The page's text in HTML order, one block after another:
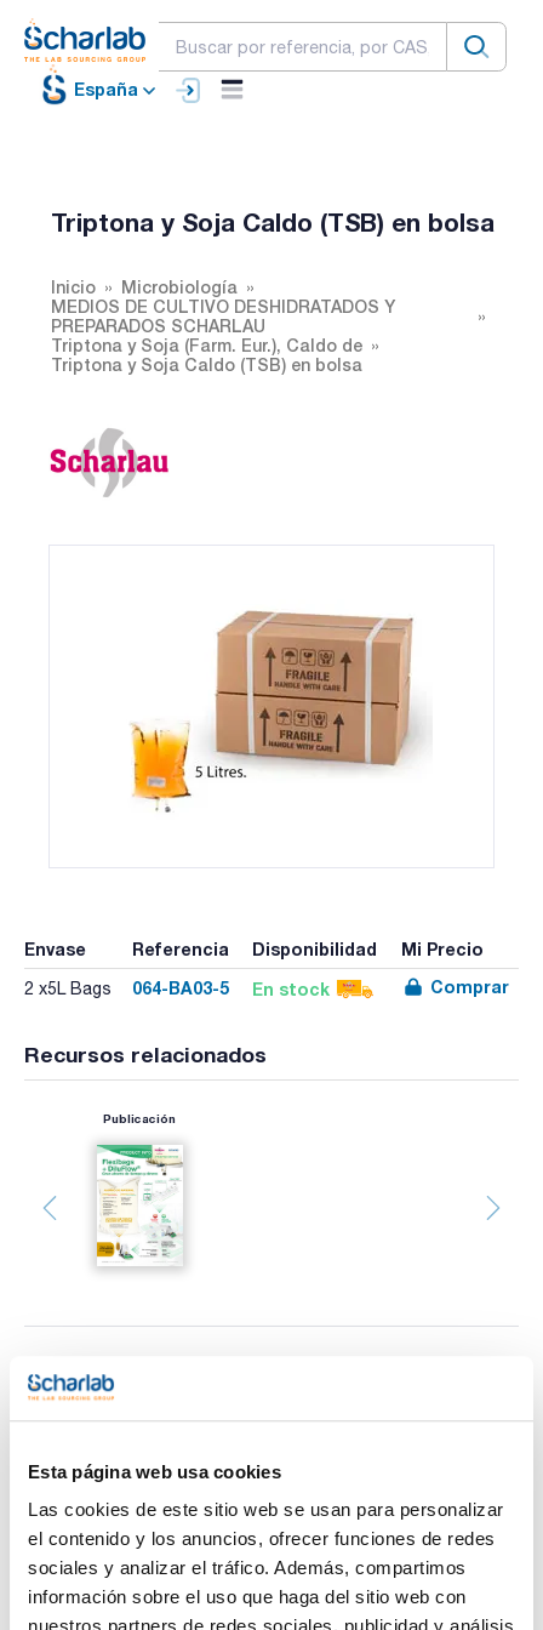
Esta página web usa cookies
Las cookies de este sitio web se usan para personalizar
el contenido y los anuncios, ofrecer funciones de redes
sociales y analizar el tráfico. Además, compartimos
información sobre el uso que haga del sitio web con
España
Triptona y Soja Caldo (TSB) en bolsa
Inicio
Microbiología
MEDIOS DE CULTIVO DESHIDRATADOS Y
PREPARADOS SCHARLAU
Triptona y Soja (Farm. Eur.), Caldo de
Triptona y Soja Caldo (TSB) en bolsa
Envase Referencia Disponibilidad Mi Precio
2 x5L Bags 064-BA03-5 En stock Comprar
Recursos relacionados
Publicación
Imprimir ficha de
producto
Características
Tipo de envase : Flexibag
Especificaciones :
02-200
AOAC / BAM / COMPF / EP / HP / ISO / USP
Medio líquido altamente nutritivo de uso general, formulado
según el método armonizado de las farmacopeas y la norma
ISO 9308-1.
Sinónimos: Casein Soya bean Digest Broth, TSB, MEDIUM A
Ver más